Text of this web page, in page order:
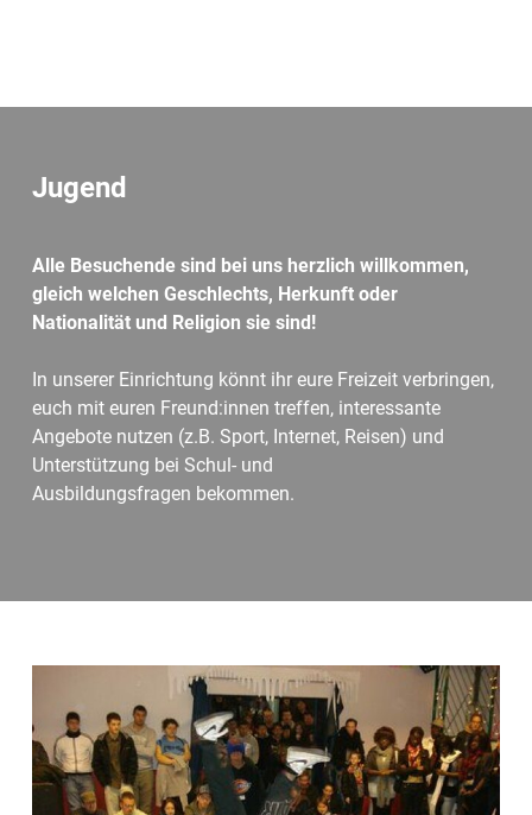
Jugend
Alle Besuchende sind bei uns herzlich willkommen,
gleich welchen Geschlechts, Herkunft oder
Nationalität und Religion sie sind!
In unserer Einrichtung könnt ihr eure Freizeit verbringen,
euch mit euren Freund:innen treffen, interessante
Angebote nutzen (z.B. Sport, Internet, Reisen) und
Unterstützung bei Schul- und
Ausbildungsfragen bekommen.